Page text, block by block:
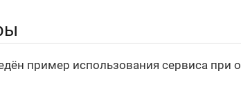
пример использования сервиса при